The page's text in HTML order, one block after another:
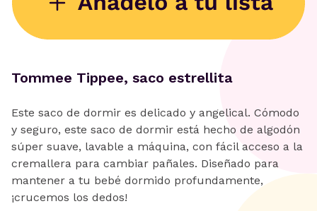
Tommee Tippee, saco estrellita
Este saco de dormir es delicado y angelical. Cómodo
y seguro, este saco de dormir está hecho de algodón
súper suave, lavable a máquina, con fácil acceso a la
cremallera para cambiar pañales. Diseñado para
mantener a tu bebé dormido profundamente,
¡crucemos los dedos!